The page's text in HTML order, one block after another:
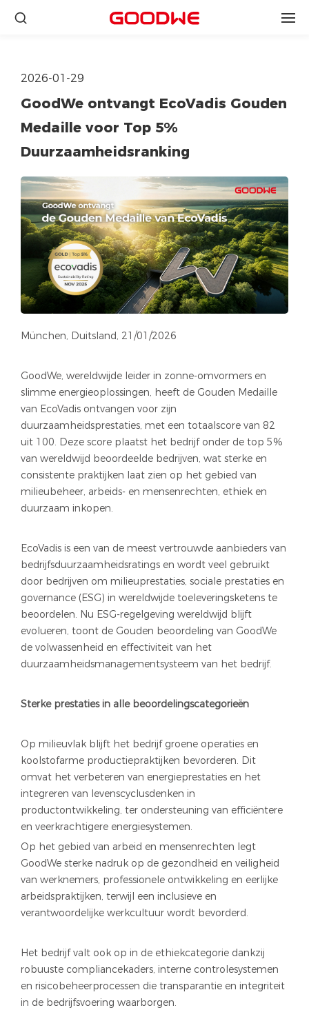
2026-01-29
GoodWe ontvangt EcoVadis Gouden
Medaille voor Top 5%
Duurzaamheidsranking
München, Duitsland, 21/01/2026
GoodWe, wereldwijde leider in zonne-omvormers en
slimme energieoplossingen, heeft de Gouden Medaille
van EcoVadis ontvangen voor zijn
duurzaamheidsprestaties, met een totaalscore van 82
uit 100. Deze score plaatst het bedrijf onder de top 5%
van wereldwijd beoordeelde bedrijven, wat sterke en
consistente praktijken laat zien op het gebied van
milieubeheer, arbeids- en mensenrechten, ethiek en
duurzaam inkopen.
EcoVadis is een van de meest vertrouwde aanbieders van
bedrijfsduurzaamheidsratings en wordt veel gebruikt
door bedrijven om milieuprestaties, sociale prestaties en
governance (ESG) in wereldwijde toeleveringsketens te
beoordelen. Nu ESG-regelgeving wereldwijd blijft
evolueren, toont de Gouden beoordeling van GoodWe
de volwassenheid en effectiviteit van het
duurzaamheidsmanagementsysteem van het bedrijf.
Sterke prestaties in alle beoordelingscategorieën
Op milieuvlak blijft het bedrijf groene operaties en
koolstofarme productiepraktijken bevorderen. Dit
omvat het verbeteren van energieprestaties en het
integreren van levenscyclusdenken in
productontwikkeling, ter ondersteuning van efficiëntere
en veerkrachtigere energiesystemen.
Op het gebied van arbeid en mensenrechten legt
GoodWe sterke nadruk op de gezondheid en veiligheid
van werknemers, professionele ontwikkeling en eerlijke
arbeidspraktijken, terwijl een inclusieve en
verantwoordelijke werkcultuur wordt bevorderd.
Het bedrijf valt ook op in de ethiekcategorie dankzij
robuuste compliancekaders, interne controlesystemen
en risicobeheerprocessen die transparantie en integriteit
in de bedrijfsvoering waarborgen.